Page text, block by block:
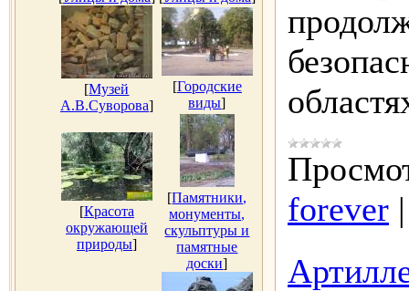
[Музей
А.В.Суворова]
[Городские
виды]
[Красота
окружающей
природы]
[Памятники,
монументы,
скульптуры и
памятные
доски]
forever